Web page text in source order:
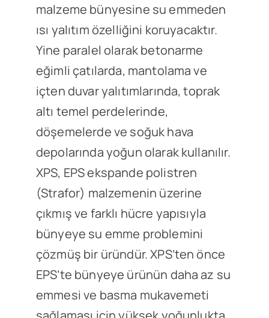
malzeme bünyesine su emmeden
ısı yalıtım özelliğini koruyacaktır.
Yine paralel olarak betonarme
eğimli çatılarda, mantolama ve
içten duvar yalıtımlarında, toprak
altı temel perdelerinde,
döşemelerde ve soğuk hava
depolarında yoğun olarak kullanılır.
XPS, EPS ekspande polistren
(Strafor) malzemenin üzerine
çıkmış ve farklı hücre yapısıyla
bünyeye su emme problemini
çözmüş bir üründür. XPS’ten önce
EPS’te bünyeye ürünün daha az su
emmesi ve basma mukavemeti